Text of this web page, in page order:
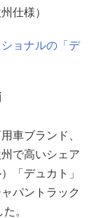
仕様）
ョナルの「デ
車ブランド、
で高いシェア
「デュカト」
パントラック
。